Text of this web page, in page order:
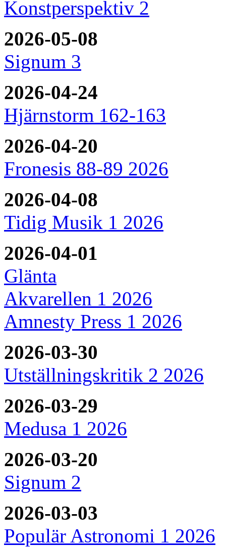
Konstperspektiv 2
2026-05-08
Signum 3
2026-04-24
Hjärnstorm 162-163
2026-04-20
Fronesis 88-89 2026
2026-04-08
Tidig Musik 1 2026
2026-04-01
Glänta
Akvarellen 1 2026
Amnesty Press 1 2026
2026-03-30
Utställningskritik 2 2026
2026-03-29
Medusa 1 2026
2026-03-20
Signum 2
2026-03-03
Populär Astronomi 1 2026